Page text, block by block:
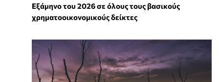
Εξάμηνο του 2026 σε όλους τους βασικούς
χρηματοοικονομικούς δείκτες